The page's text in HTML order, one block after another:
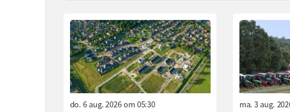
do. 6 aug. 2026 om 05:30 ma. 3 aug.